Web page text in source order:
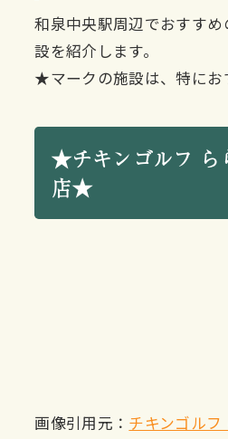
和泉中央駅周辺でおすす
設を紹介します。
★マークの施設は、特にお
★チキンゴルフ ら
店★
画像引用元： チキンゴルフ